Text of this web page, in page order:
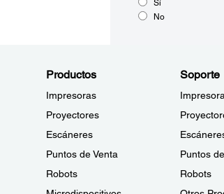
Sí
No
Productos
Impresoras
Proyectores
Escáneres
Puntos de Venta
Robots
Soporte
Puntos
Robots